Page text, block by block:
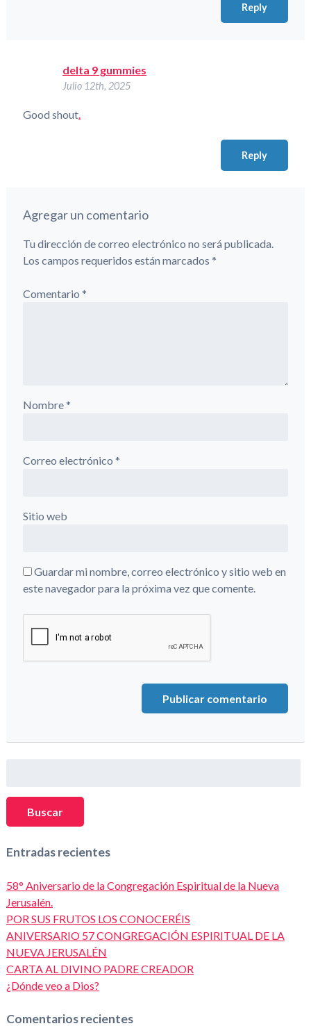
Reply
delta 9 gummies
Julio 12th, 2025
Good shout.
Reply
Agregar un comentario
Tu dirección de correo electrónico no será publicada.
Los campos requeridos están marcados *
Comentario *
Nombre*
Correo electrónico *
Sitio web
Guardar mi nombre, correo electrónico y sitio web en
este navegador para la próxima vez que comente.
Buscar
Entradas recientes
58° Aniversario de la Congregación Espiritual de la Nueva
Jerusalén.
POR SUS FRUTOS LOS CONOCERÉIS
ANIVERSARIO 57 CONGREGACIÓN ESPIRITUAL DE LA
NUEVA JERUSALÉN
CARTA AL DIVINO PADRE CREADOR
¿Dónde veo a Dios?
Comentarios recientes